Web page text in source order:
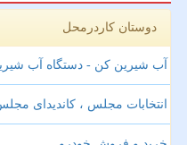
دوستان کاردرمحل
آب شیرین کن - دستگاه آب
انتخابات مجلس ، کاندیدای